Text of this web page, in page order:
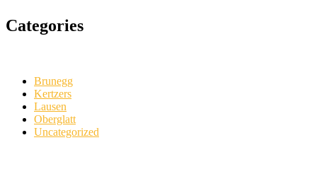
Categories
Brunegg
Kertzers
Lausen
Oberglatt
Uncategorized